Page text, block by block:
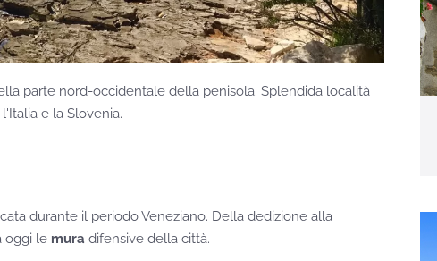
parte nord-occidentale della penisola. Splendida località
e la Slovenia.
durante il periodo Veneziano. Della dedizione alla
oggi le mura difensive della città.